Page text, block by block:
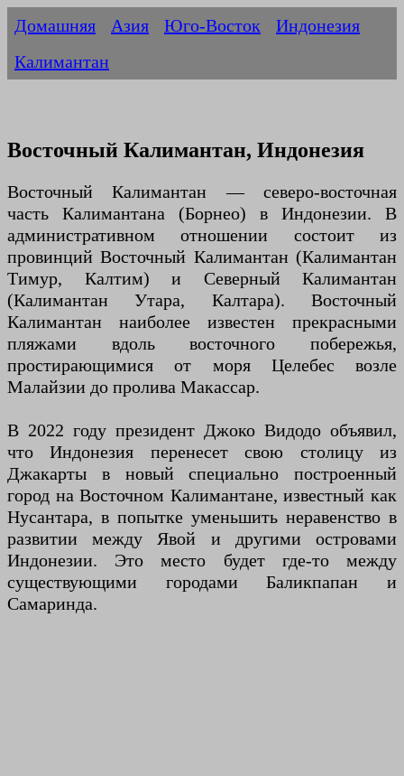
Домашняя Азия Юго-Восток
Индонезия
Калимантан
Восточный Калимантан, Индонезия
Восточный Калимантан — северо-восточная
часть Калимантана (Борнео) в Индонезии. В
административном отношении состоит из
провинций Восточный Калимантан (Калимантан
Тимур, Калтим) и Северный Калимантан
(Калимантан Утара, Калтара). Восточный
Калимантан наиболее известен прекрасными
пляжами вдоль восточного побережья,
простирающимися от моря Целебес возле
Малайзии до пролива Макассар.
В 2022 году президент Джоко Видодо объявил,
что Индонезия перенесет свою столицу из
Джакарты в новый специально построенный
город на Восточном Калимантане, известный как
Нусантара, в попытке уменьшить неравенство в
развитии между Явой и другими островами
Индонезии. Это место будет где-то между
существующими городами Баликпапан и
Самаринда.